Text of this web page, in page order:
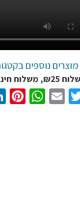
נוספים
מעל ₪400
Twitter
Email